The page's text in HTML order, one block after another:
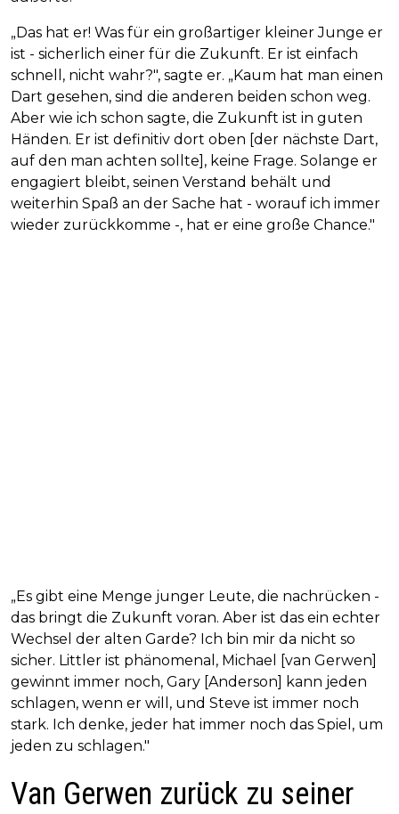
„Das hat er! Was für ein großartiger kleiner Junge er
ist - sicherlich einer für die Zukunft. Er ist einfach
schnell, nicht wahr?", sagte er. „Kaum hat man einen
Dart gesehen, sind die anderen beiden schon weg.
Aber wie ich schon sagte, die Zukunft ist in guten
Händen. Er ist definitiv dort oben [der nächste Dart,
auf den man achten sollte], keine Frage. Solange er
engagiert bleibt, seinen Verstand behält und
weiterhin Spaß an der Sache hat - worauf ich immer
wieder zurückkomme -, hat er eine große Chance."
„Es gibt eine Menge junger Leute, die nachrücken -
das bringt die Zukunft voran. Aber ist das ein echter
Wechsel der alten Garde? Ich bin mir da nicht so
sicher. Littler ist phänomenal, Michael [van Gerwen]
gewinnt immer noch, Gary [Anderson] kann jeden
schlagen, wenn er will, und Steve ist immer noch
stark. Ich denke, jeder hat immer noch das Spiel, um
jeden zu schlagen."
Van Gerwen zurück zu seiner